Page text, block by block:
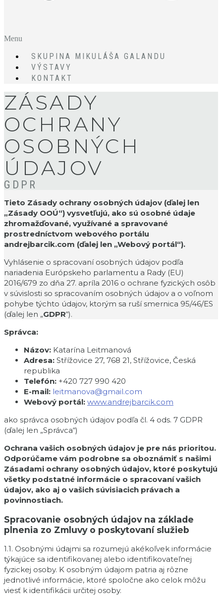
Menu
SKUPINA MIKULÁŠA GALANDU
VÝSTAVY
KONTAKT
ZÁSADY
OCHRANY
OSOBNÝCH
ÚDAJOV
GDPR
Tieto Zásady ochrany osobných údajov (ďalej len
„Zásady OOÚ“) vysvetľujú, ako sú osobné údaje
zhromažďované, využívané a spravované
prostredníctvom webového portálu
andrejbarcik.com (ďalej len „Webový portál“).
Vyhlásenie o spracovaní osobných údajov podľa
nariadenia Európskeho parlamentu a Rady (EU)
2016/679 zo dňa 27. apríla 2016 o ochrane fyzických osôb
v súvislosti so spracovaním osobných údajov a o voľnom
pohybe týchto údajov, ktorým sa ruší smernica 95/46/ES
(ďalej len „GDPR“).
Správca:
Názov: Katarína Leitmanová
Adresa: Střížovice 27, 768 21, Střížovice, Česká
republika
Telefón: +420 727 990 420
E-mail: leitmanova@gmail.com
Webový portál: www.andrejbarcik.com
ako správca osobných údajov podľa čl. 4 ods. 7 GDPR
(ďalej len „Správca“)
Ochrana vašich osobných údajov je pre nás prioritou.
Odporúčame vám podrobne sa oboznámiť s našimi
Zásadami ochrany osobných údajov, ktoré poskytujú
všetky podstatné informácie o spracovaní vašich
údajov, ako aj o vašich súvisiacich právach a
povinnostiach.
Spracovanie osobných údajov na základe
plnenia zo Zmluvy o poskytovaní služieb
1.1. Osobnými údajmi sa rozumejú akékoľvek informácie
týkajúce sa identifikovanej alebo identifikovateľnej
fyzickej osoby. K osobným údajom patria aj rôzne
jednotlivé informácie, ktoré spoločne ako celok môžu
viesť k identifikácii určitej osoby.